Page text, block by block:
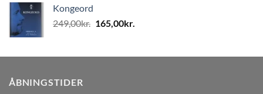
var:
80,00kr..50,00kr..
Kongeord
249,00kr. Den
var:
165,00kr.
er:
ÅBNINGSTIDER